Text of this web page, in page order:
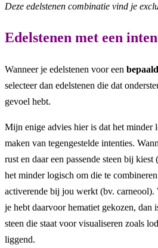
Deze edelstenen combinatie vind je
Edelstenen met een
Wanneer je edelstenen voor een
selecteer dan edelstenen die dat
gevoel hebt.
Mijn enige advies hier is dat het minder
maken van tegengestelde intenties.
rust en daar een passende steen bij
het minder logisch om die te
activerende bij jou werkt (bv. carneool).
je hebt daarvoor hematiet gekozen, dan
steen die staat voor visualiseren zoals
liggend.